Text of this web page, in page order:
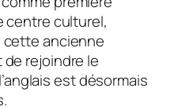
centre culturel,
cette ancienne
rejoindre le
est désormais